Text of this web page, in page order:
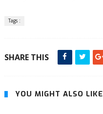
Tags :
SHARE THIS
YOU MIGHT ALSO LIKE